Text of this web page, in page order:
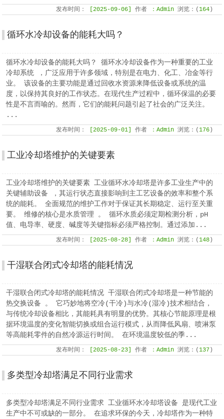
发布时间： [2025-09-06] 作者 ：Admin浏览：(164)
循环水冷却设备的能耗大吗？
循环水冷却设备的能耗大吗？ 循环水冷却设备作为一种重要的工业
冷却系统 ，广泛应用于许多领域，特别是在电力、化工、冶金等行
业。 该设备的主要功能是通过回收水资源来降低设备或系统的温
度，以保持其良好的工作状态。在现代生产过程中，循环保温的必要
性是不言而喻的。然而，它们的能耗问题引起了社会的广泛关注。
...
发布时间： [2025-09-01] 作者 ：Admin浏览：(176)
工业冷却塔维护的关键要素
工业冷却塔维护的关键要素 工业循环水冷却塔是许多工业生产中的
关键辅助设备 ，其运行状态直接影响到主工艺设备的效率和整个系
统的能耗。 全面规范的维护工作对于保证其长期稳定、运行至关重
要。 维修的核心是水质管理 。 循环水质必须定期检测分析，pH
值、电导率、硬度、碱度等关键指标必须严格控制。通过添加...
发布时间： [2025-08-28] 作者 ：Admin浏览：(148)
干湿联合闭式冷却塔的能耗情况
干湿联合闭式冷却塔的能耗情况 干湿联合闭式冷却塔是一种节能的
热交换设备 。 它巧妙地将空冷(干冷)与水冷(湿冷)技术相结合，
与传统冷却设备相比，其能耗具有明显的优势。其核心节能原理是根
据环境温度的变化智能切换或组合运行模式，从而降低风扇、喷淋泵
等高能耗零件的自然冷源运行时间。 在环境温度较低的季...
发布时间： [2025-08-23] 作者 ：Admin浏览：(137)
多类型冷却塔满足不同行业需求
多类型冷却塔满足不同行业需求 工业循环水冷却塔设备 是现代工业
生产中不可或缺的一部分。 在追求环保的今天，冷却塔作为一种特